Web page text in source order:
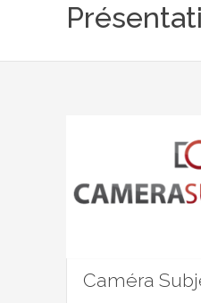
Caméra